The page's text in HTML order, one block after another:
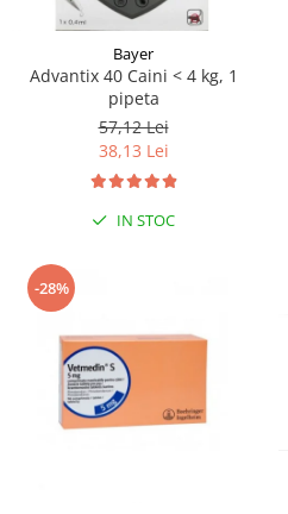
Bayer
Advantix 40 Caini < 4 kg, 1
pipeta
57,12 Lei
38,13 Lei
IN STOC
-28%